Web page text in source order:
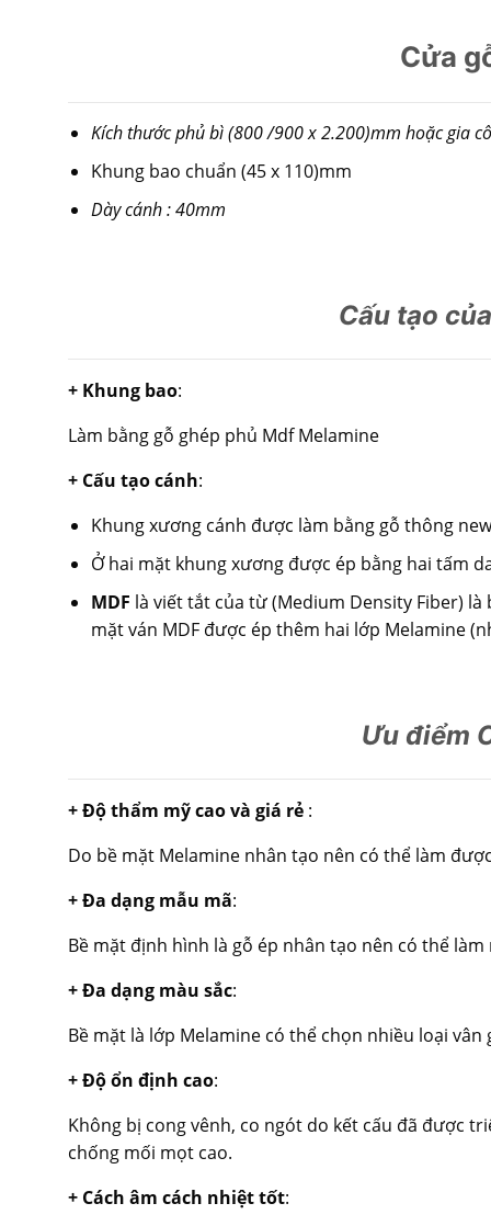
Cửa
Kích thước phủ bì (800 /900 x 2.200)mm hoặc gia
Khung bao chuẩn (45 x 110)mm
Dày cánh : 40mm
Cấu tạo
+ Khung bao:
Làm bằng gỗ ghép phủ Mdf Melamine
+ Cấu tạo cánh:
Khung xương cánh được làm bằng gỗ thông
Ở hai mặt khung xương được ép bằng hai tấm
MDF là viết tắt của từ (Medium Density Fiber)
mặt ván MDF được ép thêm hai lớp Melamine
Ưu điểm
+ Độ thẩm mỹ cao và giá rẻ :
Do bề mặt Melamine nhân tạo nên có thể làm
+ Đa dạng mẫu mã:
Bề mặt định hình là gỗ ép nhân tạo nên có thể làm
+ Đa dạng màu sắc:
Bề mặt là lớp Melamine có thể chọn nhiều loại
+ Độ ổn định cao:
Không bị cong vênh, co ngót do kết cấu đã được
chống mối mọt cao.
+ Cách âm cách nhiệt tốt: